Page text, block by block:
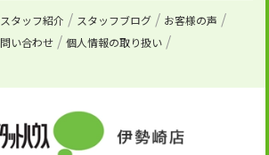
スタッフ紹介 スタッフブログ
お客様の声
い合わせ 個人情報の取り扱い